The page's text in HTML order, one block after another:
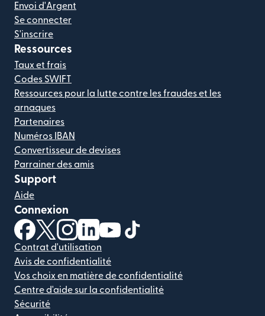
Envoi d'Argent
Se connecter
S'inscrire
Ressources
Taux et frais
Codes SWIFT
Ressources pour la lutte contre les fraudes et les
arnaques
Partenaires
Numéros IBAN
Convertisseur de devises
Parrainer des amis
Support
Aide
Connexion
(s'ouvre dans une nouvelle fenêtre)
(s'ouvre dans une nouvelle fenêtre)
(s'ouvre dans une nouvelle fenêtre)
(s'ouvre dans une nouvelle fenêtre)
(s'ouvre dans une nouvelle
Contrat d'utilisation
Avis de confidentialité
Vos choix en matière de confidentialité
Centre d'aide sur la confidentialité
Sécurité